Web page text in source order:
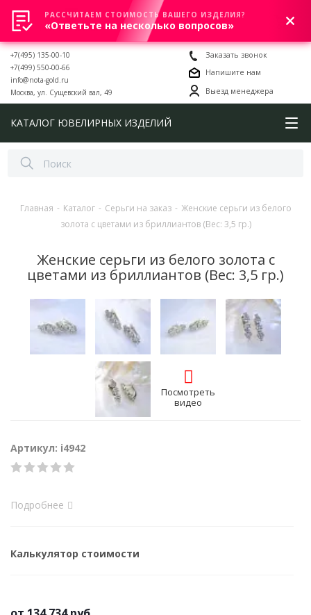
0
+7(495) 135-00-10
+7(499) 550-00-66
info@nota-gold.ru
Москва, ул. Сущевский вал, 49
Заказать звонок
Напишите нам
Выезд менеджера
КАТАЛОГ ЮВЕЛИРНЫХ ИЗДЕЛИЙ
Главная - Каталог - Серьги на заказ - Женские серьги из белого
золота с цветами из бриллиантов (Вес: 3,5 гр.)
Женские серьги из белого золота с
цветами из бриллиантов (Вес: 3,5 гр.)
Посмотреть
видео
Артикул: i4942
Подробнее
Калькулятор стоимости
РАССЧИТАЕМ СТОИМОСТЬ ВАШЕГО ИЗДЕЛИЯ?
«Ответьте на несколько вопросов»